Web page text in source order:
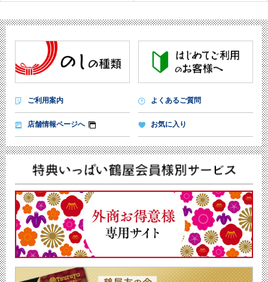
ご利用案内 よくあるご質問
店舗情報ページへ お気に入り